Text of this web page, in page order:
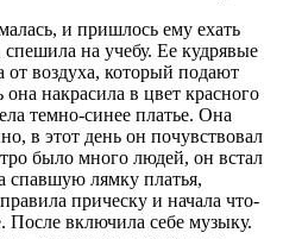
и пришлось ему ехать
на учебу. Ее кудрявые
от воздуха, который подают
накрасила в цвет красного
темно-синее платье. Она
в этот день он почувствовал
было много людей, он встал
спавшую лямку платья,
прическу и начала что-
После включила себе музыку.